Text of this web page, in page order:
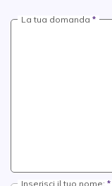
La tua domanda
Inserisci il tuo nome: